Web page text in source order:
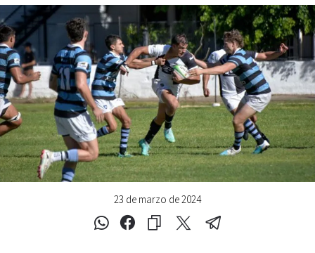
23 de marzo de 2024